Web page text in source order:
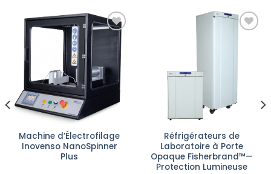
Ajouter
à la liste
d’envies
Machine d’Électrofilage
Inovenso NanoSpinner
Plus
Réfrigérateurs de
Laboratoire à Porte
Opaque Fisherbrand™—
Protection Lumineuse